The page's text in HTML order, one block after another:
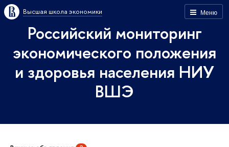
Меню
Высшая школа экономики
Российский мониторинг
экономического положения
и здоровья населения НИУ
ВШЭ